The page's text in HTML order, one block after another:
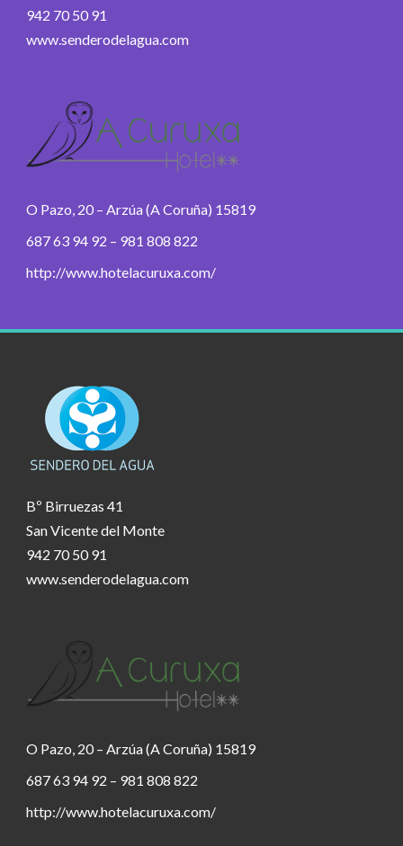
942 70 50 91
www.senderodelagua.com
O Pazo, 20 – Arzúa (A Coruña) 15819
687 63 94 92 – 981 808 822
http://www.hotelacuruxa.com/
Bº Birruezas 41
San Vicente del Monte
942 70 50 91
www.senderodelagua.com
O Pazo, 20 – Arzúa (A Coruña) 15819
687 63 94 92 – 981 808 822
http://www.hotelacuruxa.com/